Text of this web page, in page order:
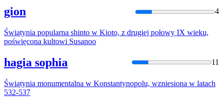
gion 4
Świątynia popularna shinto w Kioto, z drugiej połowy IX wieku,
poświęcona kultowi Susanoo
hagia sophia 11
Świątynia monumentalna w Konstantynopolu, wzniesiona w latach
532-537